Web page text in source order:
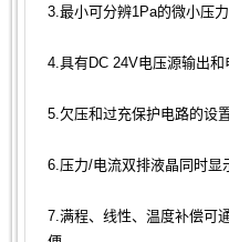
3.最小可分辨1Pa的微小压力
4.具有DC 24V电压源输出和
5.欠压和过充保护电路的设
6.压力/电流双排液晶同时显
7.满程、线性、温度补偿可